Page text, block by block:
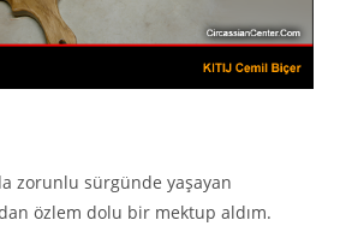
zorunlu sürgünde yaşayan
özlem dolu bir mektup aldım.